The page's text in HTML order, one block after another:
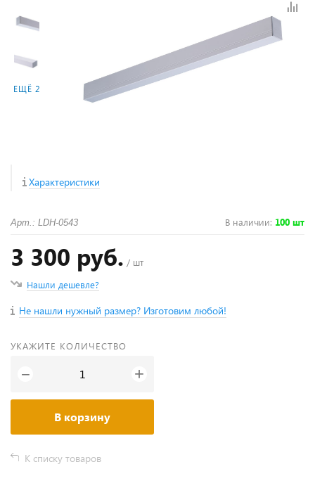
ЕЩЁ 2
Характеристики
Арт.: LDH-0543 В наличии: 100 шт
3 300 руб. / шт
Нашли дешевле?
Не нашли нужный размер? Изготовим любой!
УКАЖИТЕ КОЛИЧЕСТВО
− +
В корзину
К списку товаров